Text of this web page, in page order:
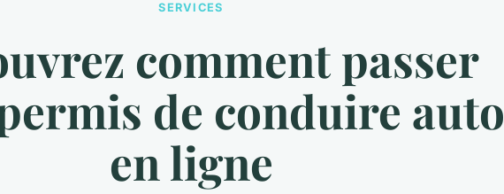
SERVICES
comment passer
de conduire auto
en ligne